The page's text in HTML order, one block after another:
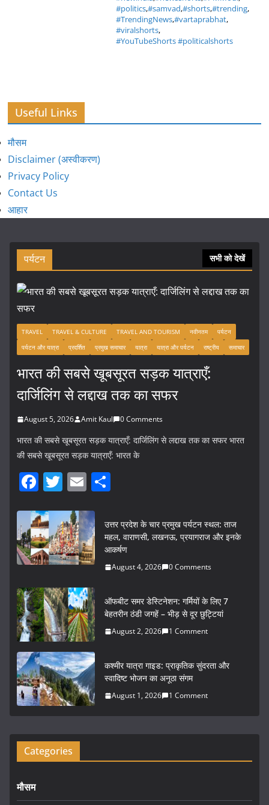
#politics,#samvad,#shorts,#trending,
#TrendingNews,#vartaprabhat,
#viralshorts,
#YouTubeShorts #politicalshorts
Useful Links
मौसम
Disclaimer (अस्वीकरण)
Privacy Policy
Contact Us
आहार
पर्यटन सभी को देखें
TRAVEL TRAVEL & CULTURE TRAVEL AND TOURISM नवीनतम
पर्यटन
पर्यटन और यात्रा
प्रदर्शित प्रमुख समाचार यात्रा यात्रा और पर्यटन राष्ट्रीय समाचार
भारत की सबसे खूबसूरत सड़क यात्राएँ:
दार्जिलिंग से लद्दाख तक का सफर
August 5, 2026 Amit Kaul 0 Comments
भारत की सबसे खूबसूरत सड़क यात्राएँ: दार्जिलिंग से लद्दाख तक का सफर भारत
की सबसे खूबसूरत सड़क यात्राएँ: भारत के
F
c
e
b
o
k
T
itt
er
E
ai
l
ar
e
उत्तर प्रदेश के चार प्रमुख पर्यटन स्थल: ताज
महल, वाराणसी, लखनऊ, प्रयागराज और इनके
आकर्षण
August 4, 2026 0 Comments
ऑफबीट समर डेस्टिनेशन: गर्मियों के लिए 7
बेहतरीन ठंडी जगहें – भीड़ से दूर छुट्टियां
August 2, 2026 1 Comment
कश्मीर यात्रा गाइड: प्राकृतिक सुंदरता और
स्वादिष्ट भोजन का अनूठा संगम
August 1, 2026 1 Comment
Categories
मौसम